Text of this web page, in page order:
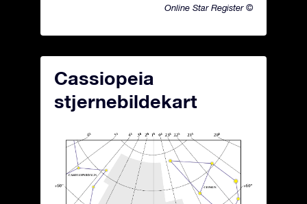
Online Star Register ©
Cassiopeia
stjernebildekart